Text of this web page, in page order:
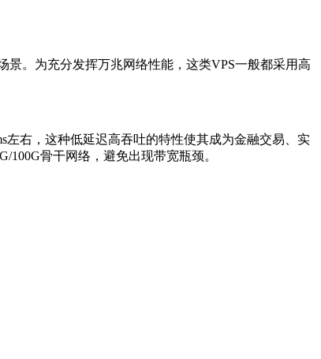
景。为充分发挥万兆网络性能，这类VPS一般都采用高
左右，这种低延迟高吞吐的特性使其成为金融交易、实
100G骨干网络，避免出现带宽瓶颈。